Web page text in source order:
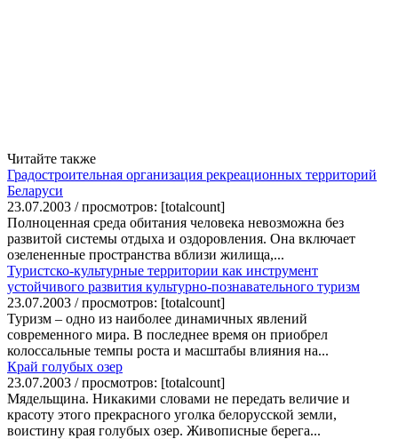
Читайте также
Градостроительная организация рекреационных территорий
Беларуси
23.07.2003 / просмотров: [totalcount]
Полноценная среда обитания человека невозможна без
развитой системы отдыха и оздоровления. Она включает
озелененные пространства вблизи жилища,...
Туристско-культурные территории как инструмент
устойчивого развития культурно-познавательного туризм
23.07.2003 / просмотров: [totalcount]
Туризм – одно из наиболее динамичных явлений
современного мира. В последнее время он приобрел
колоссальные темпы роста и масштабы влияния на...
Край голубых озер
23.07.2003 / просмотров: [totalcount]
Мядельщина. Никакими словами не передать величие и
красоту этого прекрасного уголка белорусской земли,
воистину края голубых озер. Живописные берега...